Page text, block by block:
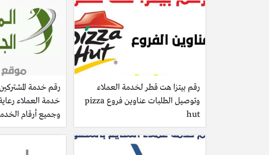
رقم بيتزا هت قطر لخدمة العملاء
وتوصيل الطلبات عناوين فروع pizza
hut
رقم خدمة المشتركين
خدمة العملاء رعاية
وجميع أرقام